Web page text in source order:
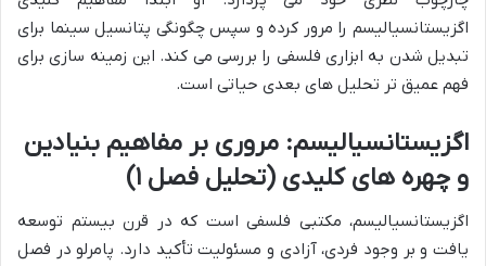
اگزیستانسیالیسم را مرور کرده و سپس چگونگی پتانسیل سینما برای
تبدیل شدن به ابزاری فلسفی را بررسی می کند. این زمینه سازی برای
فهم عمیق تر تحلیل های بعدی حیاتی است.
اگزیستانسیالیسم: مروری بر مفاهیم بنیادین
و چهره های کلیدی (تحلیل فصل ۱)
اگزیستانسیالیسم، مکتبی فلسفی است که در قرن بیستم توسعه
یافت و بر وجود فردی، آزادی و مسئولیت تأکید دارد. پامرلو در فصل